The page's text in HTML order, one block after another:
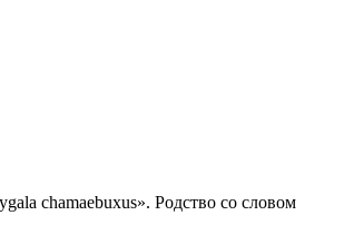
chamaebuxus». Родство со словом